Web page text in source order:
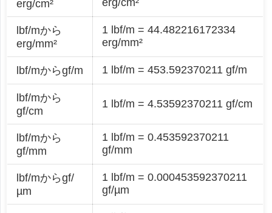
erg/cm²
lbf/mから
erg/mm²
1 lbf/m = 44.482216172334
erg/mm²
lbf/mからgf/m 1 lbf/m = 453.592370211 gf/m
lbf/mから
gf/cm
1 lbf/m = 4.53592370211 gf/cm
lbf/mから
gf/mm
1 lbf/m = 0.453592370211
gf/mm
lbf/mからgf/
µm
1 lbf/m = 0.000453592370211
gf/µm